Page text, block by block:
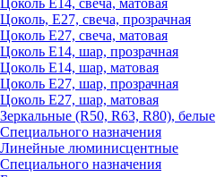
Цоколь Е14, свеча, матовая
Цоколь, Е27, свеча, прозрачная
Цоколь Е27, свеча, матовая
Цоколь Е14, шар, прозрачная
Цоколь Е14, шар, матовая
Цоколь Е27, шар, прозрачная
Цоколь Е27, шар, матовая
Зеркальные (R50, R63, R80), белые
Специального назначения
Линейные люминисцентные
Специального назначения